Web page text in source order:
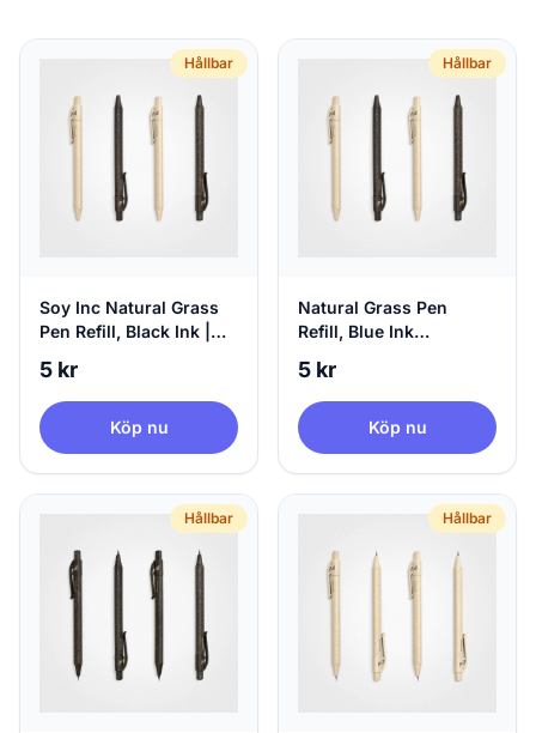
Hållbar
Soy Inc Natural Grass
Pen Refill, Black Ink |
5 kr
Köp nu
Hållbar
Natural Grass Pen
Refill, Blue Ink
agood
5 kr
Köp nu
Hållbar Hållbar